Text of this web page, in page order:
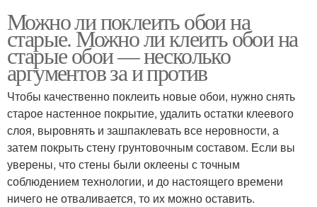
Можно ли поклеить обои на
старые. Можно ли клеить обои на
старые обои — несколько
аргументов за и против
Чтобы качественно поклеить новые обои, нужно снять
старое настенное покрытие, удалить остатки клеевого
слоя, выровнять и зашпаклевать все неровности, а
затем покрыть стену грунтовочным составом. Если вы
уверены, что стены были оклеены с точным
соблюдением технологии, и до настоящего времени
ничего не отваливается, то их можно оставить.